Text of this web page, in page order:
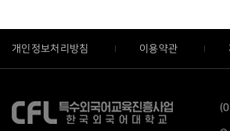
개인정보처리방침 이용약관